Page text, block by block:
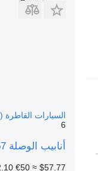
السيارات القاطرة MAN TGL, TGM, TGS, TGX (2005-2021)
6
أنابيب الوصلة MAN TGL 12.220 (01.05-) 51094110957 لـ السيارات القاطرة MAN TGL, TGM, TGS, TGX (2005-2021)
€50 ≈ $57.77